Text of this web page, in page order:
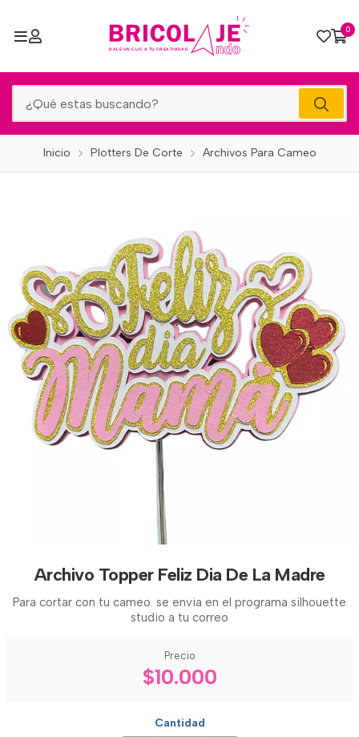
0
Inicio Plotters De Corte Archivos Para Cameo
Archivo Topper Feliz Dia De La Madre
Para cortar con tu cameo. se envia en el programa silhouette
studio a tu correo
Precio
$10.000
Cantidad